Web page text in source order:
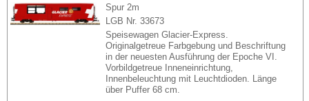
Spur 2m
LGB Nr. 33673
Speisewagen Glacier-Express.
Originalgetreue Farbgebung und Beschriftung
in der neuesten Ausführung der Epoche VI.
Vorbildgetreue Inneneinrichtung,
Innenbeleuchtung mit Leuchtdioden. Länge
über Puffer 68 cm.